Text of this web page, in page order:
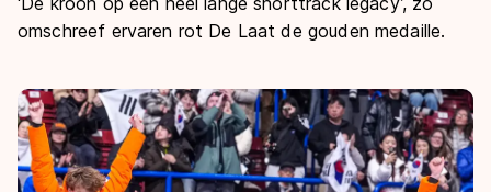
omschreef ervaren rot De Laat de gouden medaille.